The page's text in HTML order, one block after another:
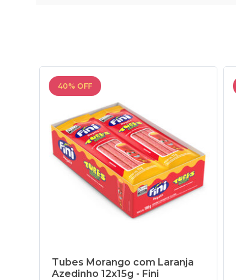
40% OFF
Tubes Morango com Laranja
Azedinho 12x15g - Fini